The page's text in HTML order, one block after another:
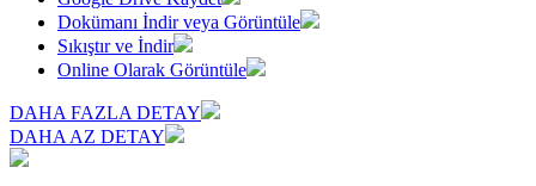
Dokümanı İndir veya Görüntüle
Sıkıştır ve İndir
Online Olarak Görüntüle
DAHA FAZLA DETAY
DAHA AZ DETAY